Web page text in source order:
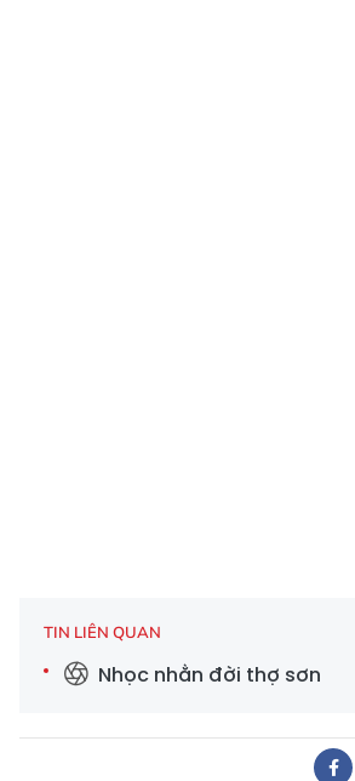
TIN LIÊN QUAN
Nhọc nhằn đời thợ sơn